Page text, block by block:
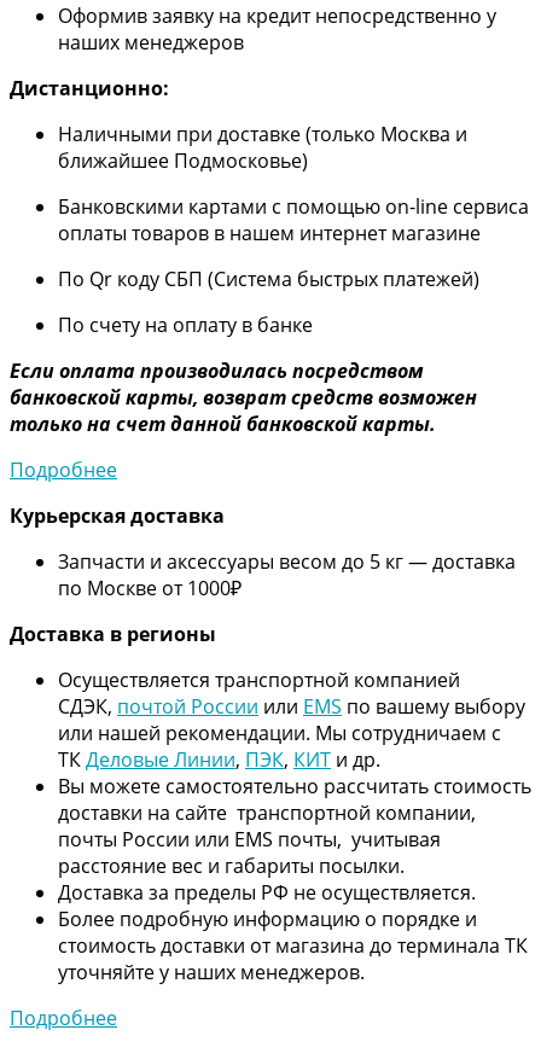
Оформив заявку на кредит непосредственно у
наших менеджеров
Дистанционно:
Наличными при доставке (только Москва и
ближайшее Подмосковье)
Банковскими картами с помощью on-line сервиса
оплаты товаров в нашем интернет магазине
По Qr коду СБП (Система быстрых платежей)
По счету на оплату в банке
Если оплата производилась посредством
банковской карты, возврат средств возможен
только на счет данной банковской карты.
Подробнее
Курьерская доставка
Запчасти и аксессуары весом до 5 кг — доставка
по Москве от 1000₽
Доставка в регионы
Осуществляется транспортной компанией
СДЭК, почтой России или EMS по вашему выбору
или нашей рекомендации. Мы сотрудничаем с
ТКДеловые Линии, ПЭК, КИТ и др.
Вы можете самостоятельно рассчитать стоимость
доставки на сайте транспортной компании,
почты России или EMS почты, учитывая
расстояние вес и габариты посылки.
Доставка за пределы РФ не осуществляется.
Более подробную информацию о порядке и
стоимость доставки от магазина до терминала ТК
уточняйте у наших менеджеров.
Подробнее